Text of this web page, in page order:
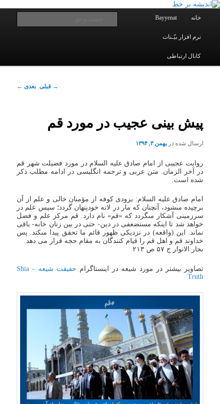
پرش
محتوای
یادداشتهای یک معلم در باب زندگی، اخلاق، اخبار، علم و سیاست
خانه Bayyenat
نرم افزار بیّـنات
کانال ارتباطی
ناوبری
→ قبلی بعدی ←
پیش بینی عجیب در مورد قم
ارسال شده دربهمن ۳, ۱۳۹۴
روایت عجیبی از امام صادق علیه السلام در مورد فضیلت شهر قم
در آخر الزمان. متن عربی و ترجمه انگلیسی در ادامه مطلب ذکر
شده است.
امام صادق علیه السلام: بزودى کوفه از مؤمنان خالى و علم از آن
برچیده مى‏شود، آنچنان که مار در لانه خودپنهان گردد؛ سپس علم در
سرزمینى آشکار مى‏گردد که «قم» نام دارد. قم مرکز علم و فضل
خواهد شد تا اینکه مستضعفى در دین- حتى در بین زنان خانه- باقى
نماند. این (واقعه) در نزدیکى ظهور قائم ما تحقق پیدا مى‏کند. پس
خداوند قم و اهل قم را قیام کنندگان به مقام حجه قرار می دهد.
بحار الانوار ج ۵۷ ص ۲۱۳
تصاویر بیشتر در مورد شیعه در اینستاگرام
حقیقت شیعه – Shia
Truth